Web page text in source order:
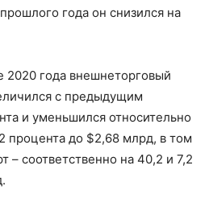
года он снизился на
2020 года внешнеторговый
с предыдущим
и уменьшился относительно
процента до $2,68 млрд, в том
– соответственно на 40,2 и 7,2